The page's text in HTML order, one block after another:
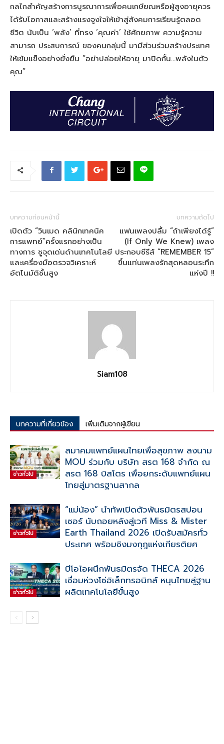
กลไกสำคัญสร้างการบูรณาการเพื่อคนเกษียณหรือผู้สูงอายุควร
ได้รับโอกาสและสร้างแรงจูงใจให้เข้าสู่สังคมการเรียนรู้ตลอด
ชีวิต นับเป็น ‘พลัง’ ที่ทรง ‘คุณค่า’ ใช้ศักยภาพ ความรู้ความ
สามารถ ประสบการณ์ ของคนกลุ่มนี้ มามีส่วนร่วมสร้างประเทศ
ให้เข้มแข็งอย่างยั่งยืน “อย่าปล่อยให้อายุ มาปิดกั้น…พลังในตัว
คุณ”
บทความก่อนหน้านี้
เปิดตัว “วินเมด คลินิกเทคนิค
การแพทย์”ครั้งแรกอย่างเป็น
ทางการ ชูจุดเด่นด้านเทคโนโลยี
และเครื่องมือตรวจวิเคราะห์
อัตโนมัติชั้นสูง
บทความถัดไป
แฟนเพลงปลื้ม “ถ้าเพียงได้รู้”
(If Only We Knew) เพลง
ประกอบซีรีส์ “REMEMBER 15”
ขึ้นแท่นเพลงรักสุดหลอนระทึก
แห่งปี !!
Siam108
บทความที่เกี่ยวข้อง เพิ่มเติมจากผู้เขียน
ข่าวทั่วไป
สมาคมแพทย์แผนไทยเพื่อสุขภาพ ลงนาม
MOU ร่วมกับ บริษัท สรต 168 จำกัด ณ
สรต 168 บิสโตร เพื่อยกระดับแพทย์แผน
ไทยสู่มาตรฐานสากล
ข่าวทั่วไป
“แม่น้อง” นำทัพเปิดตัวพันธมิตรสปอน
เซอร์ นับถอยหลังสู่เวที Miss & Mister
Earth Thailand 2026 เปิดรับสมัครทั่ว
ประเทศ พร้อมชิงมงกุฎแห่งเกียรติยศ
ข่าวทั่วไป
บีโอไอผนึกพันธมิตรจัด THECA 2026
เชื่อมห่วงโซ่อิเล็กทรอนิกส์ หนุนไทยสู่ฐาน
ผลิตเทคโนโลยีขั้นสูง